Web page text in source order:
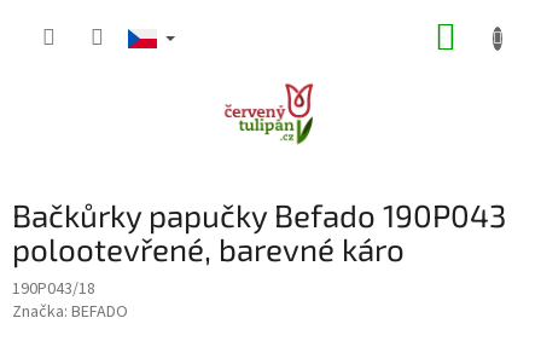
Bačkůrky papučky Befado 190P043
polootevřené, barevné káro
190P043/18
Značka: BEFADO